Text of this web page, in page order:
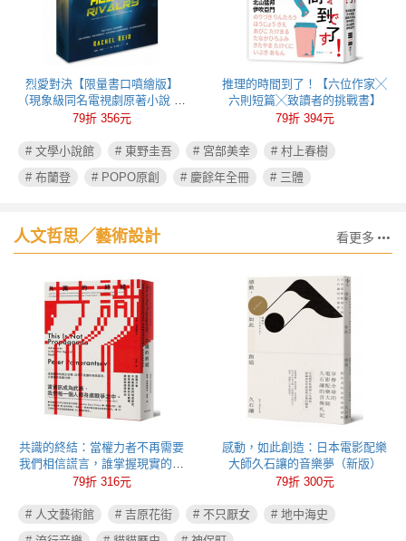
烈愛對決【限量書口噴繪版】
（現象級同名電視劇原著小說 全
球冰球羅曼史狂潮代表作）
79折 356元
推理的時間到了！【六位作家╳
六則短篇╳致讀者的挑戰書】
79折 394元
# 文學小說館 # 東野圭吾 # 宮部美幸
# 村上春樹
# 布蘭登
# POPO原創 # 慶餘年全冊 # 三體
人文哲思╱藝術設計 看更多
共識的終結：當權力者不再需要
我們相信謊言，誰掌握現實的定
義權，誰就能操控政治
79折 316元
感動，如此創造：日本電影配樂
大師久石讓的音樂夢（新版）
79折 300元
# 人文藝術館 # 吉原花街 # 不只厭女
# 地中海史